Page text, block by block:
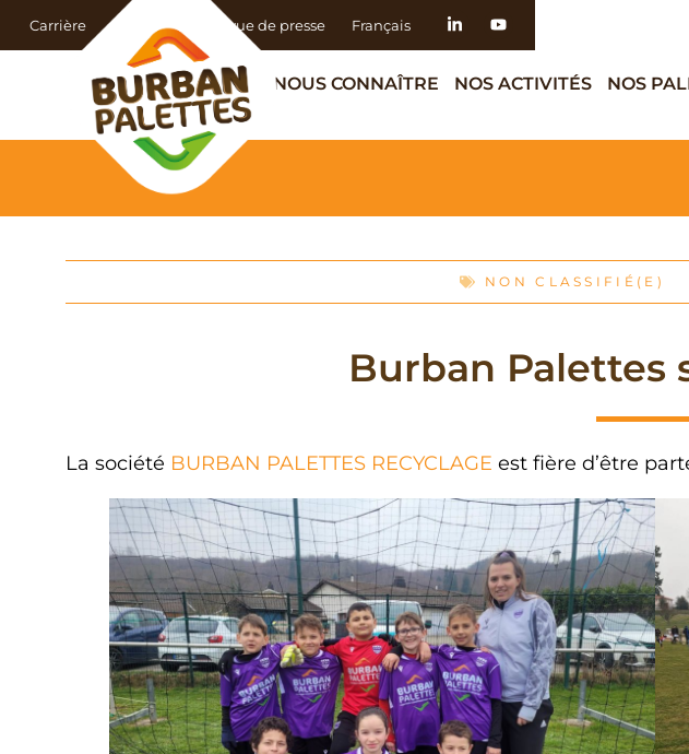
Carrière Actualités Revue de presse Français
NOUS CONNAÎTRE NOS ACTIVITÉS NOS
NON CLASSIFIÉ(E)
Burban Palettes
La société BURBAN PALETTES RECYCLAGE est fière d’être